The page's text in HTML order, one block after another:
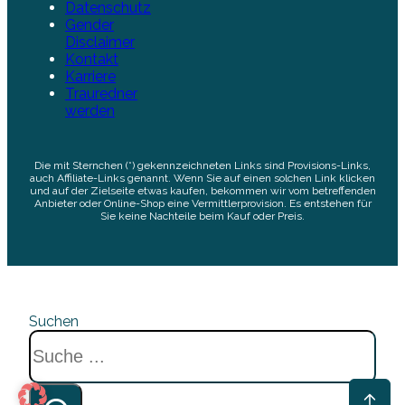
Datenschutz
Gender
Disclaimer
Kontakt
Karriere
Trauredner
werden
Die mit Sternchen (*) gekennzeichneten Links sind Provisions-Links,
auch Affiliate-Links genannt. Wenn Sie auf einen solchen Link klicken
und auf der Zielseite etwas kaufen, bekommen wir vom betreffenden
Anbieter oder Online-Shop eine Vermittlerprovision. Es entstehen für
Sie keine Nachteile beim Kauf oder Preis.
Suchen